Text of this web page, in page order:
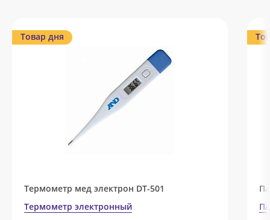
Товар дня
Термометр мед электрон DT-501
Термометр электронный